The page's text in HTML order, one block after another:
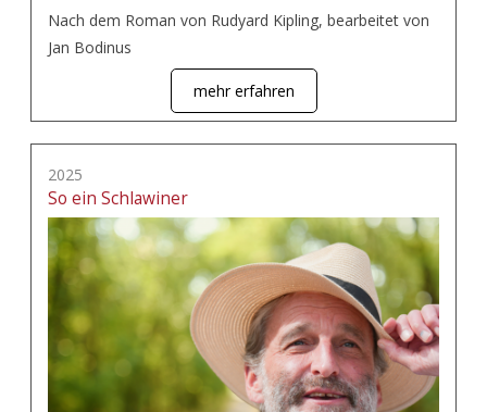
Nach dem Roman von Rudyard Kipling, bearbeitet von
Jan Bodinus
mehr erfahren
2025
So ein Schlawiner